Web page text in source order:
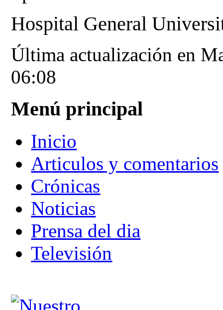
Hospital General
Última actualización en
06:08
Menú principal
Inicio
Articulos y comentarios
Crónicas
Noticias
Prensa del dia
Televisión